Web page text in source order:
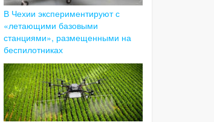
В Чехии экспериментируют с
«летающими базовыми
станциями», размещенными на
беспилотниках